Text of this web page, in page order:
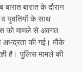
बारात के दौरान
व युवतियों के साथ
को मामले से अवगत
की गई। मौके
है। पुलिस मामले की